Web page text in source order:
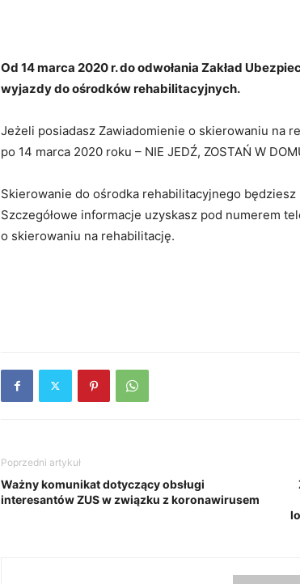
Od 14 marca 2020 r. do odwołania Zakład
wyjazdy do ośrodków rehabilitacyjnych.
Jeżeli posiadasz Zawiadomienie o skierowaniu na
po 14 marca 2020 roku – NIE JEDŹ, ZOSTAŃ W
Skierowanie do ośrodka rehabilitacyjnego
Szczegółowe informacje uzyskasz pod numerem
o skierowaniu na rehabilitację.
Poprzedni artykuł
Ważny komunikat dotyczący obsługi
interesantów ZUS w związku z koronawirusem